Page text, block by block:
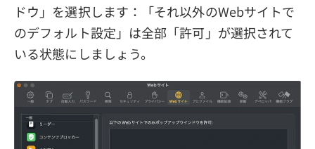
ドウ」を選択します：「それ以外のWebサイトで
のデフォルト設定」は全部「許可」が選択されて
いる状態にしましょう。